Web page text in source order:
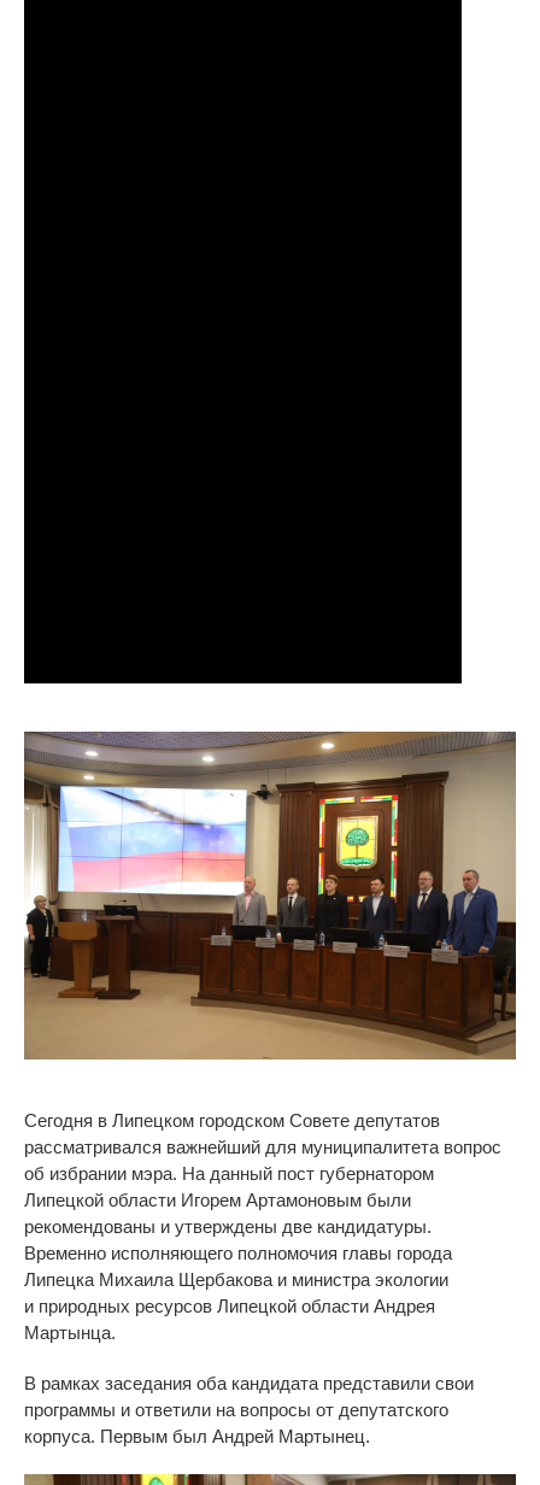
Сегодня в Липецком городском Совете депутатов
рассматривался важнейший для муниципалитета вопрос
об избрании мэра. На данный пост губернатором
Липецкой области Игорем Артамоновым были
рекомендованы и утверждены две кандидатуры.
Временно исполняющего полномочия главы города
Липецка Михаила Щербакова и министра экологии
и природных ресурсов Липецкой области Андрея
Мартынца.
В рамках заседания оба кандидата представили свои
программы и ответили на вопросы от депутатского
корпуса. Первым был Андрей Мартынец.